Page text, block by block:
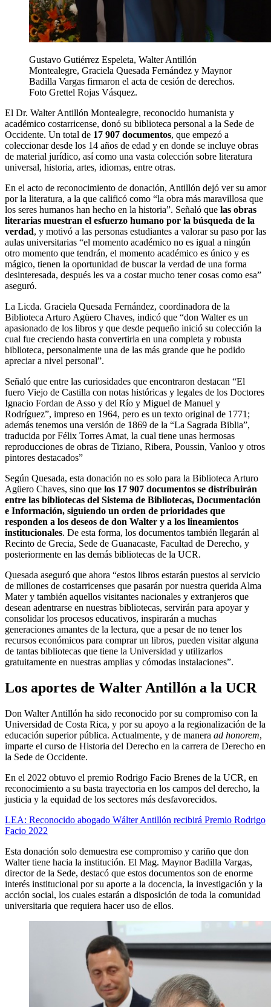
Gustavo Gutiérrez Espeleta, Walter Antillón
Montealegre, Graciela Quesada Fernández y Maynor
Badilla Vargas firmaron el acta de cesión de derechos.
Foto Grettel Rojas Vásquez.
El Dr. Walter Antillón Montealegre, reconocido humanista y
académico costarricense, donó su biblioteca personal a la Sede de
Occidente. Un total de 17 907 documentos, que empezó a
coleccionar desde los 14 años de edad y en donde se incluye obras
de material jurídico, así como una vasta colección sobre literatura
universal, historia, artes, idiomas, entre otras.
En el acto de reconocimiento de donación, Antillón dejó ver su amor
por la literatura, a la que calificó como “la obra más maravillosa que
los seres humanos han hecho en la historia”. Señaló que las obras
literarias muestran el esfuerzo humano por la búsqueda de la
verdad, y motivó a las personas estudiantes a valorar su paso por las
aulas universitarias “el momento académico no es igual a ningún
otro momento que tendrán, el momento académico es único y es
mágico, tienen la oportunidad de buscar la verdad de una forma
desinteresada, después les va a costar mucho tener cosas como esa”
aseguró.
La Licda. Graciela Quesada Fernández, coordinadora de la
Biblioteca Arturo Agüero Chaves, indicó que “don Walter es un
apasionado de los libros y que desde pequeño inició su colección la
cual fue creciendo hasta convertirla en una completa y robusta
biblioteca, personalmente una de las más grande que he podido
apreciar a nivel personal”.
Señaló que entre las curiosidades que encontraron destacan “El
fuero Viejo de Castilla con notas históricas y legales de los Doctores
Ignacio Fordan de Asso y del Río y Miguel de Manuel y
Rodríguez”, impreso en 1964, pero es un texto original de 1771;
además tenemos una versión de 1869 de la “La Sagrada Biblia”,
traducida por Félix Torres Amat, la cual tiene unas hermosas
reproducciones de obras de Tiziano, Ribera, Poussin, Vanloo y otros
pintores destacados”
Según Quesada, esta donación no es solo para la Biblioteca Arturo
Agüero Chaves, sino que los 17 907 documentos se distribuirán
entre las bibliotecas del Sistema de Bibliotecas, Documentación
e Información, siguiendo un orden de prioridades que
responden a los deseos de don Walter y a los lineamientos
institucionales. De esta forma, los documentos también llegarán al
Recinto de Grecia, Sede de Guanacaste, Facultad de Derecho, y
posteriormente en las demás bibliotecas de la UCR.
Quesada aseguró que ahora “estos libros estarán puestos al servicio
de millones de costarricenses que pasarán por nuestra querida Alma
Mater y también aquellos visitantes nacionales y extranjeros que
desean adentrarse en nuestras bibliotecas, servirán para apoyar y
consolidar los procesos educativos, inspirarán a muchas
generaciones amantes de la lectura, que a pesar de no tener los
recursos económicos para comprar un libros, pueden visitar alguna
de tantas bibliotecas que tiene la Universidad y utilizarlos
gratuitamente en nuestras amplias y cómodas instalaciones”.
Los aportes de Walter Antillón a la UCR
Don Walter Antillón ha sido reconocido por su compromiso con la
Universidad de Costa Rica, y por su apoyo a la regionalización de la
educación superior pública. Actualmente, y de manera ad honorem,
imparte el curso de Historia del Derecho en la carrera de Derecho en
la Sede de Occidente.
En el 2022 obtuvo el premio Rodrigo Facio Brenes de la UCR, en
reconocimiento a su basta trayectoria en los campos del derecho, la
justicia y la equidad de los sectores más desfavorecidos.
LEA: Reconocido abogado Wálter Antillón recibirá Premio Rodrigo
Facio 2022
Esta donación solo demuestra ese compromiso y cariño que don
Walter tiene hacia la institución. El Mag. Maynor Badilla Vargas,
director de la Sede, destacó que estos documentos son de enorme
interés institucional por su aporte a la docencia, la investigación y la
acción social, los cuales estarán a disposición de toda la comunidad
universitaria que requiera hacer uso de ellos.